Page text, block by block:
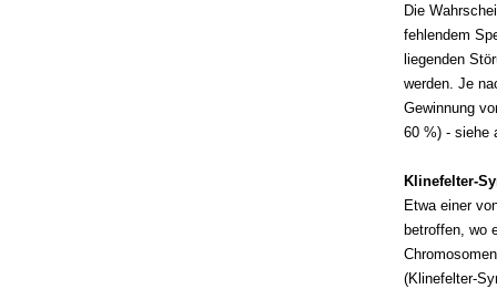
Die
fehlendem
liegenden
werden. Je
Gewinnung
60 %) - siehe
Klinefelter-
Etwa einer
betroffen, wo
(Klinefelter-